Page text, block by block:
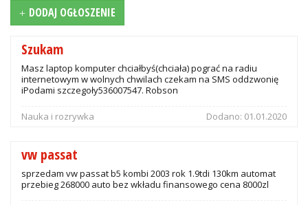
DODAJ OGŁOSZENIE
Szukam
Masz laptop komputer chciałbyś(chciała) pograć na radiu
internetowym w wolnych chwilach czekam na SMS oddzwonię
iPodami szczegoły536007547. Robson
Nauka i rozrywka Dodano: 01.01.2020
vw passat
sprzedam vw passat b5 kombi 2003 rok 1.9tdi 130km automat
przebieg 268000 auto bez wkładu finansowego cena 8000zl